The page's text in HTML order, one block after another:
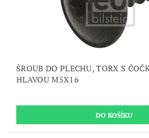
ŠROUB DO PLECHU, TORX S
HLAVOU M5X16